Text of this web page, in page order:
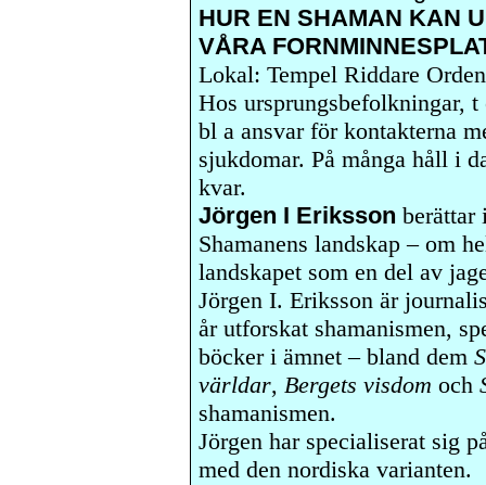
HUR EN SHAMAN KAN
VÅRA
Lokal: Tempel Riddare
Hos ursprungsbefolkningar, t
bl a ansvar för kontakterna
sjukdomar. På många håll i
kvar.
Jörgen I Eriksson berättar
Shamanens landskap – om
landskapet som en del av
Jörgen I. Eriksson är
år utforskat shamanismen,
böcker i ämnet – bland dem
världar, Bergets visdom och
shamanismen.
Jörgen har specialiserat sig
med den nordiska varianten.